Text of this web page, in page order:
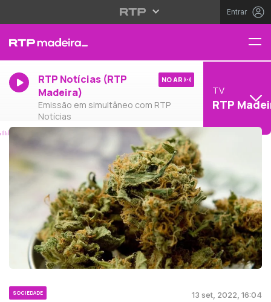
Entrar
RTP Notícias (RTP
Madeira)
Emissão em simultâneo com RTP
Notícias
NO AR
TV
RTP
SOCIEDADE 13 set, 2022, 16:04